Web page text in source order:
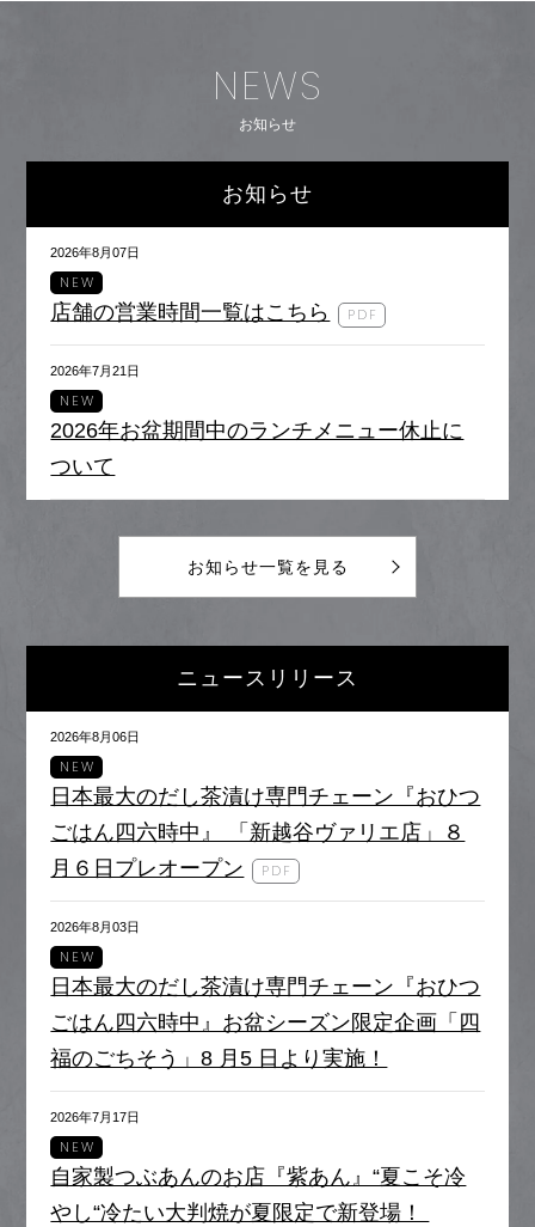
NEWS
お知らせ
お知らせ
2026年8月07日
NEW
店舗の営業時間一覧はこちら
2026年7月21日
NEW
2026年お盆期間中のランチメニュー休止に
ついて
お知らせ一覧を見る
ニュースリリース
2026年8月06日
NEW
日本最大のだし茶漬け専門チェーン『おひつ
ごはん四六時中』 「新越谷ヴァリエ店」８
月６日プレオープン
2026年8月03日
NEW
日本最大のだし茶漬け専門チェーン『おひつ
ごはん四六時中』お盆シーズン限定企画「四
福のごちそう」8 月5 日より実施！
2026年7月17日
NEW
自家製つぶあんのお店『紫あん』“夏こそ冷
やし“冷たい大判焼が夏限定で新登場！